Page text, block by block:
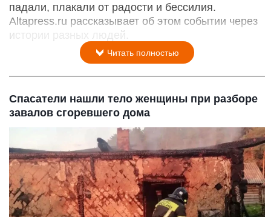
падали, плакали от радости и бессилия.
Altapress.ru рассказывает об этом событии через
истории разных людей.
Читать полностью
Спасатели нашли тело женщины при разборе
завалов сгоревшего дома